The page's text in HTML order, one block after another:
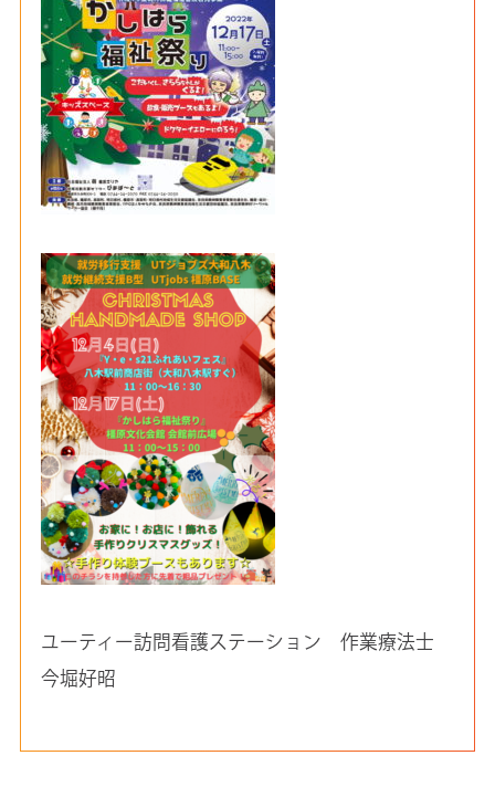
ユーティー訪問看護ステーション 作業療法士
今堀好昭